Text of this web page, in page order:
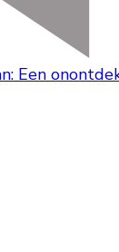
Een